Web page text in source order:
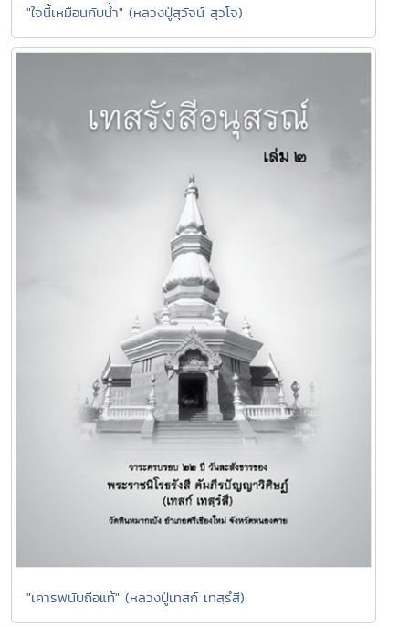
"ใจนี้เหมือนกับน้ำ" (หลวงปู่สุวัจน์ สุวโจ)
"เคารพนับถือแท้" (หลวงปู่เทสก์ เทสฺรํสี)